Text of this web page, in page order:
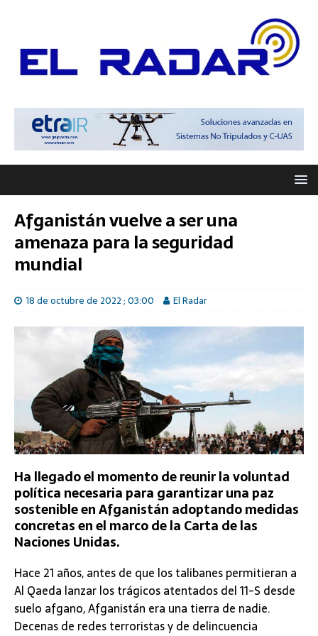
Afganistán vuelve a ser una
amenaza para la seguridad
mundial
18 de octubre de 2022 ; 03:00 El Radar
Ha llegado el momento de reunir la voluntad
política necesaria para garantizar una paz
sostenible en Afganistán adoptando medidas
concretas en el marco de la Carta de las
Naciones Unidas.
Hace 21 años, antes de que los talibanes permitieran a
Al Qaeda lanzar los trágicos atentados del 11-S desde
suelo afgano, Afganistán era una tierra de nadie.
Decenas de redes terroristas y de delincuencia